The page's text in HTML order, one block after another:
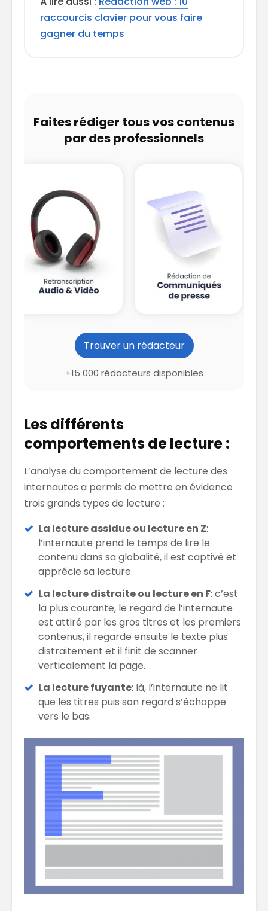
raccourcis clavier pour vous faire
gagner du temps
Faites rédiger tous vos contenus
par des professionnels
Trouver un rédacteur
+15 000 rédacteurs disponibles
Les différents
comportements de lecture :
L’analyse du comportement de lecture des
internautes a permis de mettre en évidence
trois grands types de lecture :
La lecture assidue ou lecture en Z:
l’internaute prend le temps de lire le
contenu dans sa globalité, il est captivé et
apprécie sa lecture.
La lecture distraite ou lecture en F: c’est
la plus courante, le regard de l’internaute
est attiré par les gros titres et les premiers
contenus, il regarde ensuite le texte plus
distraitement et il finit de scanner
verticalement la page.
La lecture fuyante: là, l’internaute ne lit
que les titres puis son regard s’échappe
vers le bas.